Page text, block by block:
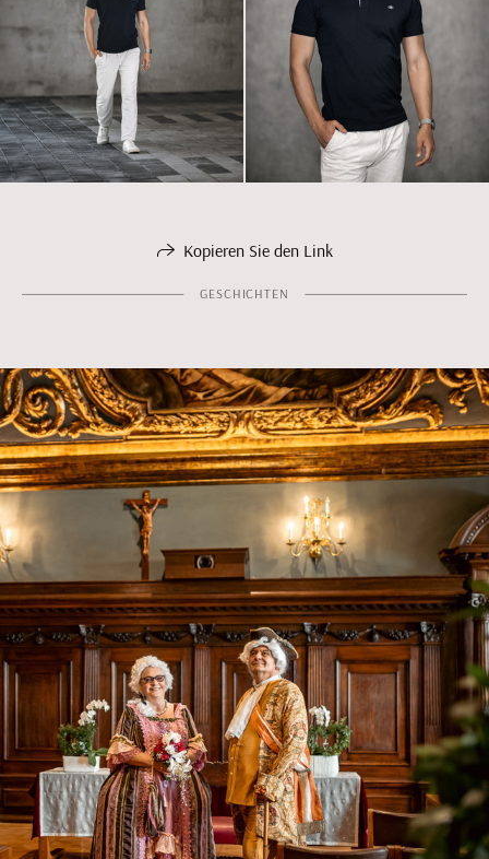
Kopieren Sie den Link
GESCHICHTEN